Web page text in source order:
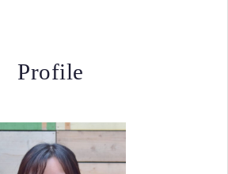
Profile